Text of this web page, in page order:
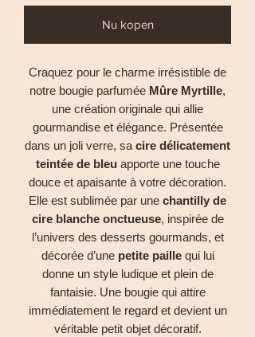
Nu kopen
Craquez pour le charme irrésistible de
notre bougie parfumée Mûre Myrtille,
une création originale qui allie
gourmandise et élégance. Présentée
dans un joli verre, sa cire délicatement
teintée de bleu apporte une touche
douce et apaisante à votre décoration.
Elle est sublimée par une chantilly de
cire blanche onctueuse, inspirée de
l’univers des desserts gourmands, et
décorée d’une petite paillequi lui
donne un style ludique et plein de
fantaisie. Une bougie qui attire
immédiatement le regard et devient un
véritable petit objet décoratif.